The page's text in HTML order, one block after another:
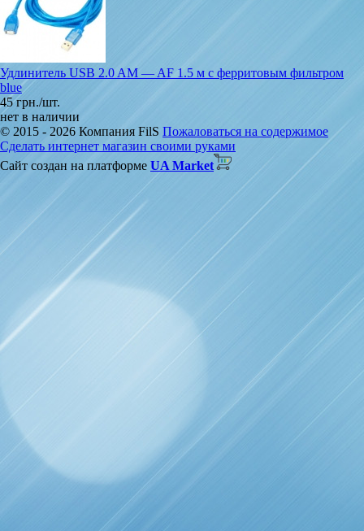
Удлинитель USB 2.0 AM ― AF 1.5 м с ферритовым фильтром
blue
45 грн./шт.
нет в наличии
© 2015 - 2026 Компания FilS Пожаловаться на содержимое
Сделать интернет магазин своими руками
Сайт создан на платформе UA Market